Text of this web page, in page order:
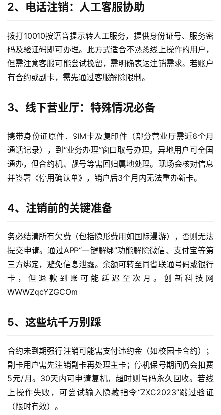
首
页
媒
体
G
E
O
优
化
2、电话注销：人工客服协助
拨打10010按语音提示转人工服务，提供身份证号、服务密
码及验证码即可办理。此方式适合不熟悉线上操作的用户，
但需注意客服可能尝试挽留，需明确表达注销需求。若账户
有合约或副卡，需先通过客服解除限制。
3、线下营业厅：特殊情况必备
携带身份证原件、SIM卡及复印件（部分营业厅需近6个月
通话记录），到“业务办理”窗口取号办理。异地用户可全国
通办，但合约机、靓号等需回归属地处理。现场会核对信息
并签署《停用确认单》，销户后3个月内无法重办新卡。
4、注销前的关键准备
务必结清所有欠费（包括隐形费用如国际漫游），否则无法
提交申请。通过APP“一键解绑”功能解除微信、支付宝等第
三方绑定，避免信息泄露。余额可转至同省联通号码或银行
卡，但退款到账可能延迟至次月。创新科技网
WWWZqcYZGCOm
5、这些坑千万别踩
合约未到期强行注销可能需支付违约金（如校园卡合约）；
副卡用户需先注销副卡再处理主卡；停机保号期间仍会扣费
5元/月。30天内可申请复机，超时则号码永久回收。若线
上操作失败，可尝试输入隐藏指令“ZXC2023”跳过验证
（限时有效）。